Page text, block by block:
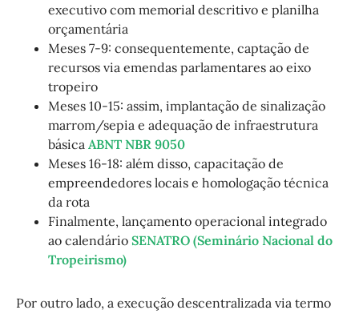
executivo com memorial descritivo e planilha
orçamentária
Meses 7-9: consequentemente, captação de
recursos via emendas parlamentares ao eixo
tropeiro
Meses 10-15: assim, implantação de sinalização
marrom/sepia e adequação de infraestrutura
básica ABNT NBR 9050
Meses 16-18: além disso, capacitação de
empreendedores locais e homologação técnica
da rota
Finalmente, lançamento operacional integrado
ao calendário SENATRO (Seminário Nacional do
Tropeirismo)
Por outro lado, a execução descentralizada via termo